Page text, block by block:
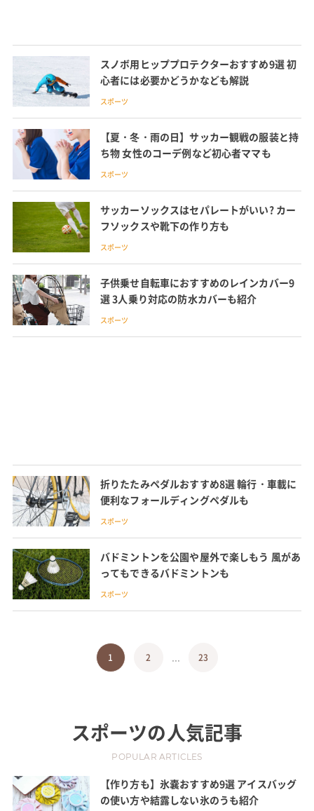
スノボ用ヒッププロテクターおすすめ9選 初
心者には必要かどうかなども解説
スポーツ
【夏・冬・雨の日】サッカー観戦の服装と持
ち物 女性のコーデ例など初心者ママも
スポーツ
サッカーソックスはセパレートがいい? カー
フソックスや靴下の作り方も
スポーツ
子供乗せ自転車におすすめのレインカバー9
選 3人乗り対応の防水カバーも紹介
スポーツ
折りたたみペダルおすすめ8選 輪行・車載に
便利なフォールディングペダルも
スポーツ
バドミントンを公園や屋外で楽しもう 風があ
ってもできるバドミントンも
スポーツ
1 2 23
スポーツの人気記事
POPULAR ARTICLES
【作り方も】氷嚢おすすめ9選 アイスバッグ
の使い方や結露しない氷のうも紹介